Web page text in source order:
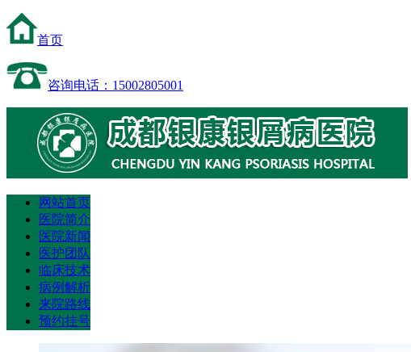
首页
咨询电话：15002805001
网站首页
医院简介
医院新闻
医护团队
临床技术
病例解析
来院路线
预约挂号